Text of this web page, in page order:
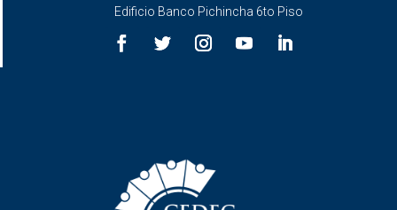
Edificio Banco Pichincha 6to Piso